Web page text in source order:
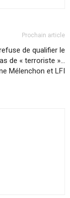
Prochain article
refuse de qualifier le
de « terroriste »…
Mélenchon et LFI